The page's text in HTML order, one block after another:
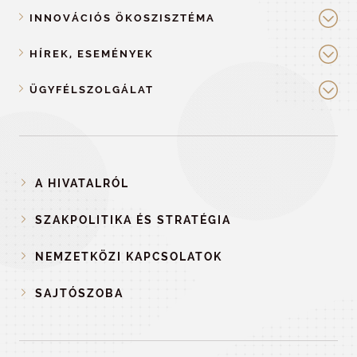
INNOVÁCIÓS ÖKOSZISZTÉMA
HÍREK, ESEMÉNYEK
ÜGYFÉLSZOLGÁLAT
A HIVATALRÓL
SZAKPOLITIKA ÉS STRATÉGIA
NEMZETKÖZI KAPCSOLATOK
SAJTÓSZOBA